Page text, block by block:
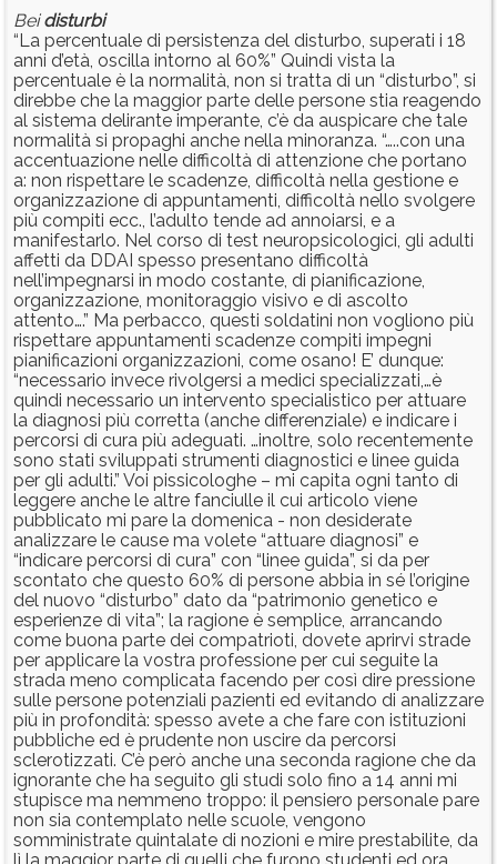
Beidisturbi
“La percentuale di persistenza del disturbo, superati i 18
anni d’età, oscilla intorno al 60%” Quindi vista la
percentuale è la normalità, non si tratta di un “disturbo”, si
direbbe che la maggior parte delle persone stia reagendo
al sistema delirante imperante, c’è da auspicare che tale
normalità si propaghi anche nella minoranza. “…..con una
accentuazione nelle difficoltà di attenzione che portano
a: non rispettare le scadenze, difficoltà nella gestione e
organizzazione di appuntamenti, difficoltà nello svolgere
più compiti ecc., l’adulto tende ad annoiarsi, e a
manifestarlo. Nel corso di test neuropsicologici, gli adulti
affetti da DDAI spesso presentano difficoltà
nell’impegnarsi in modo costante, di pianificazione,
organizzazione, monitoraggio visivo e di ascolto
attento….” Ma perbacco, questi soldatini non vogliono più
rispettare appuntamenti scadenze compiti impegni
pianificazioni organizzazioni, come osano! E’ dunque:
“necessario invece rivolgersi a medici specializzati,…è
quindi necessario un intervento specialistico per attuare
la diagnosi più corretta (anche differenziale) e indicare i
percorsi di cura più adeguati. …inoltre, solo recentemente
sono stati sviluppati strumenti diagnostici e linee guida
per gli adulti.” Voi pissicologhe – mi capita ogni tanto di
leggere anche le altre fanciulle il cui articolo viene
pubblicato mi pare la domenica - non desiderate
analizzare le cause ma volete “attuare diagnosi” e
“indicare percorsi di cura” con “linee guida”, si da per
scontato che questo 60% di persone abbia in sé l’origine
del nuovo “disturbo” dato da “patrimonio genetico e
esperienze di vita”; la ragione è semplice, arrancando
come buona parte dei compatrioti, dovete aprirvi strade
per applicare la vostra professione per cui seguite la
strada meno complicata facendo per così dire pressione
sulle persone potenziali pazienti ed evitando di analizzare
più in profondità: spesso avete a che fare con istituzioni
pubbliche ed è prudente non uscire da percorsi
sclerotizzati. C’è però anche una seconda ragione che da
ignorante che ha seguito gli studi solo fino a 14 anni mi
stupisce ma nemmeno troppo: il pensiero personale pare
non sia contemplato nelle scuole, vengono
somministrate quintalate di nozioni e mire prestabilite, da